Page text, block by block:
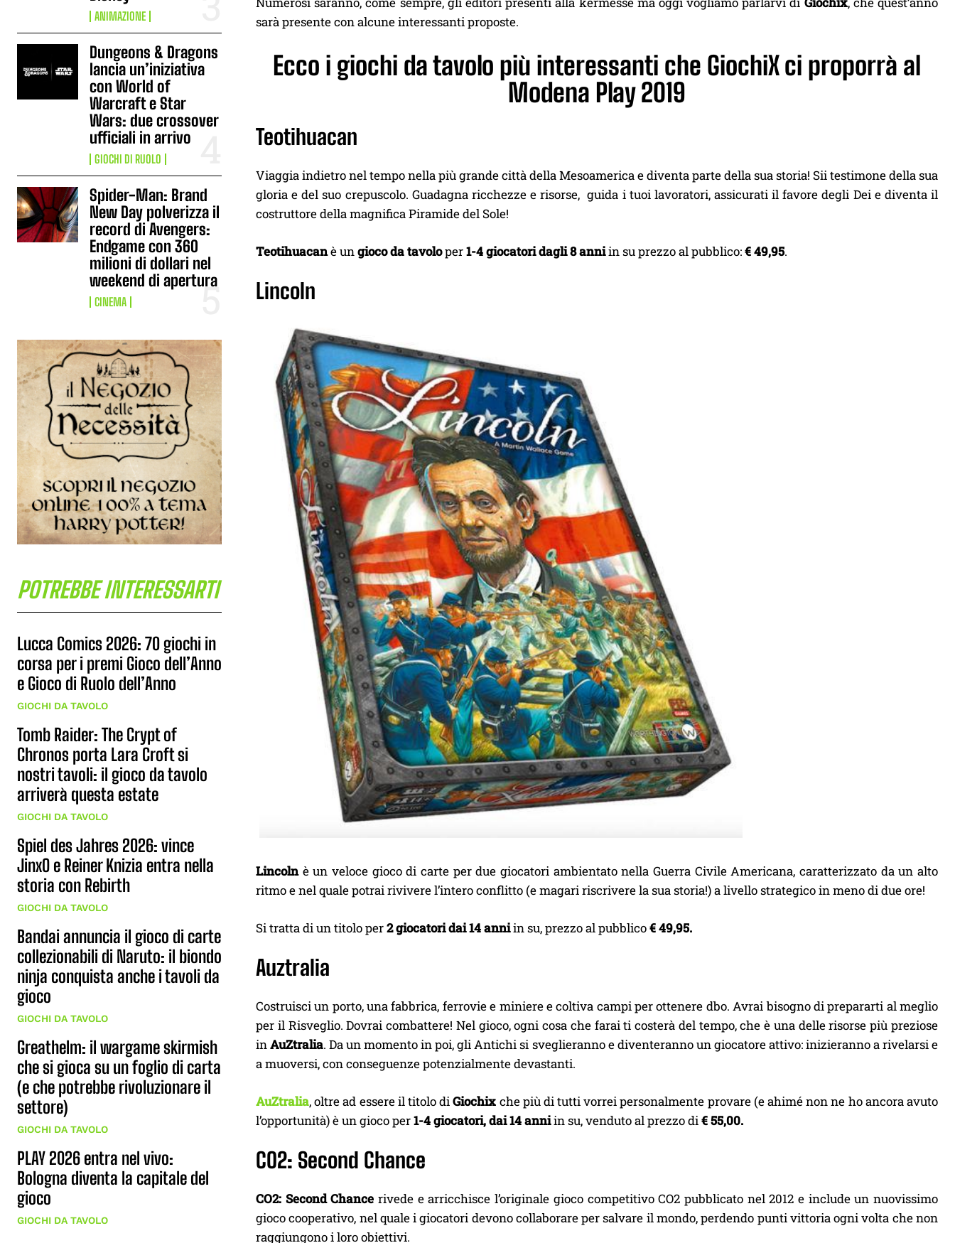
ANIMAZIONE
Dungeons & Dragons
lancia un’iniziativa
con World of
Warcraft e Star
Wars: due crossover
ufficiali in arrivo
GIOCHI DI RUOLO
Spider-Man: Brand
New Day polverizza il
record di Avengers:
Endgame con 360
milioni di dollari nel
weekend di apertura
CINEMA
POTREBBE INTERESSARTI
Lucca Comics 2026: 70 giochi in
corsa per i premi Gioco dell’Anno
e Gioco di Ruolo dell’Anno
GIOCHI DA TAVOLO
Tomb Raider: The Crypt of
Chronos porta Lara Croft si
nostri tavoli: il gioco da tavolo
arriverà questa estate
GIOCHI DA TAVOLO
Spiel des Jahres 2026: vince
JinxO e Reiner Knizia entra nella
storia con Rebirth
GIOCHI DA TAVOLO
Bandai annuncia il gioco di carte
collezionabili di Naruto: il biondo
ninja conquista anche i tavoli da
gioco
GIOCHI DA TAVOLO
Greathelm: il wargame skirmish
che si gioca su un foglio di carta
(e che potrebbe rivoluzionare il
settore)
GIOCHI DA TAVOLO
PLAY 2026 entra nel vivo:
Bologna diventa la capitale del
gioco
GIOCHI DA TAVOLO
sarà presente con alcune interessanti proposte.
Ecco i giochi da tavolo più interessanti che GiochiX ci proporrà al
Modena Play 2019
Teotihuacan
Viaggia indietro nel tempo nella più grande città della Mesoamerica e diventa parte della sua storia! Sii testimone della sua
gloria e del suo crepuscolo. Guadagna ricchezze e risorse, guida i tuoi lavoratori, assicurati il favore degli Dei e diventa il
costruttore della magnifica Piramide del Sole!
Teotihuacanè ungioco da tavoloper1-4 giocatori dagli 8 anniin su prezzo al pubblico:€ 49,95.
Lincoln
Lincolnè un veloce gioco di carte per due giocatori ambientato nella Guerra Civile Americana, caratterizzato da un alto
ritmo e nel quale potrai rivivere l’intero conflitto (e magari riscrivere la sua storia!) a livello strategico in meno di due ore!
Si tratta di un titolo per2 giocatori dai 14 anniin su, prezzo al pubblico€49,95.
Auztralia
Costruisci un porto, una fabbrica, ferrovie e miniere e coltiva campi per ottenere dbo. Avrai bisogno di prepararti al meglio
per il Risveglio. Dovrai combattere! Nel gioco, ogni cosa che farai ti costerà del tempo, che è una delle risorse più preziose
inAuZtralia. Da un momento in poi, gli Antichi si sveglieranno e diventeranno un giocatore attivo: inizieranno a rivelarsi e
a muoversi, con conseguenze potenzialmente devastanti.
AuZtralia, oltre ad essere il titolo diGiochix che più di tutti vorrei personalmente provare (e ahimé non ne ho ancora avuto
l’opportunità) è un giocoper1-4 giocatori,dai 14 anniin su, venduto al prezzo di€ 55,00.
CO2: Second Chance
CO2: Second Chance rivede e arricchisce l’originale gioco competitivo CO2 pubblicato nel 2012 e include un nuovissimo
gioco cooperativo, nel quale i giocatori devono collaborare per salvare il mondo, perdendo punti vittoria ogni volta che non
raggiungono i loro obiettivi.